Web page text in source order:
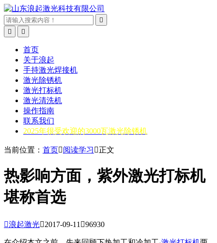



首页
关于浪起
手持激光焊接机
激光除锈机
激光打标机
激光清洗机
操作指南
联系我们
2025年很受欢迎的3000瓦激光除锈机
当前位置： 首页阅读学习 正文
热影响方面，紫外激光打标机
堪称首选
浪起激光2017-09-11 96930